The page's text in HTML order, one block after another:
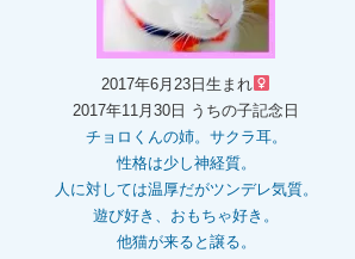
2017年6月23日生まれ
2017年11月30日 うちの子記念日
チョロくんの姉。 サクラ耳。
性格は少し神経質。
人に対しては温厚だがツンデレ気質。
遊び好き、おもちゃ好き。
他猫が来ると譲る。